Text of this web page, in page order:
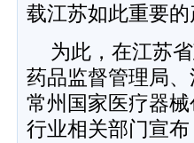
载江苏如此重要
为此，在江苏
药品监督管理局
常州国家医疗器
行业相关部门宣